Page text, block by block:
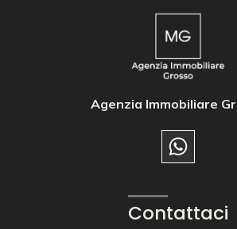
Agenzia Immobiliare
Contattaci